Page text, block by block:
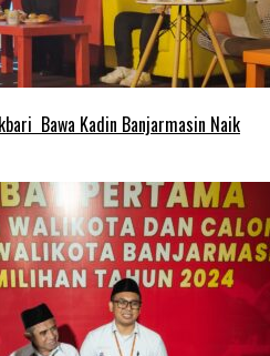
Bawa Kadin Banjarmasin Naik